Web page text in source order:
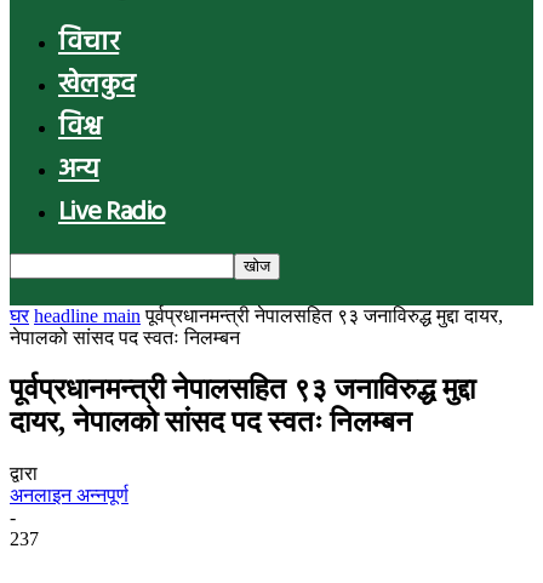
विचार
खेलकुद
विश्व
अन्य
Live Radio
घर headline main पूर्वप्रधानमन्त्री नेपालसहित ९३ जनाविरुद्ध मुद्दा दायर,
नेपालको सांसद पद स्वतः निलम्बन
पूर्वप्रधानमन्त्री नेपालसहित ९३ जनाविरुद्ध मुद्दा
दायर, नेपालको सांसद पद स्वतः निलम्बन
द्वारा
अनलाइन अन्नपूर्ण
-
237